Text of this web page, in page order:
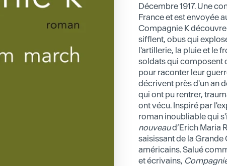
Décembre 1917. Une
France et est envoyée
Compagnie K
sifflent, obus qui
l'artillerie, la pluie et le
soldats qui composent
pour raconter leur
décrivent près d'un an
qui ont pu rentrer,
ont vécu. Inspiré par
roman inoubliable qui
nouveaud’Erich Maria
saisissant de la Grande
américains. Salué
et écrivains,